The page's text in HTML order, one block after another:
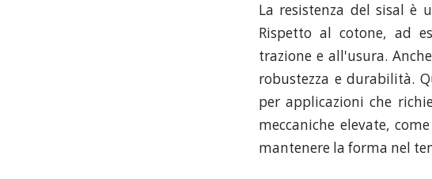
La resistenza del sisal è
Rispetto al cotone, ad
trazione e all'usura.
robustezza e durabilità.
per applicazioni che
meccaniche elevate,
mantenere la forma nel